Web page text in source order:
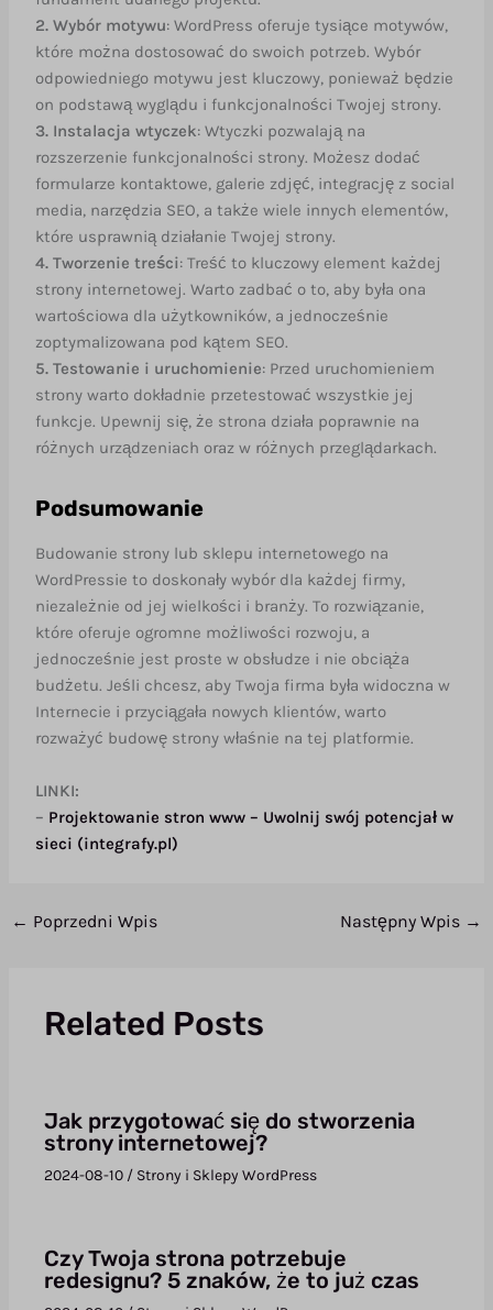
2. Wybór motywu: WordPress oferuje tysiące motywów,
które można dostosować do swoich potrzeb. Wybór
odpowiedniego motywu jest kluczowy, ponieważ będzie
on podstawą wyglądu i funkcjonalności Twojej strony.
3. Instalacja wtyczek: Wtyczki pozwalają na
rozszerzenie funkcjonalności strony. Możesz dodać
formularze kontaktowe, galerie zdjęć, integrację z social
media, narzędzia SEO, a także wiele innych elementów,
które usprawnią działanie Twojej strony.
4. Tworzenie treści: Treść to kluczowy element każdej
strony internetowej. Warto zadbać o to, aby była ona
wartościowa dla użytkowników, a jednocześnie
zoptymalizowana pod kątem SEO.
5. Testowanie i uruchomienie: Przed uruchomieniem
strony warto dokładnie przetestować wszystkie jej
funkcje. Upewnij się, że strona działa poprawnie na
różnych urządzeniach oraz w różnych przeglądarkach.
Podsumowanie
Budowanie strony lub sklepu internetowego na
WordPressie to doskonały wybór dla każdej firmy,
niezależnie od jej wielkości i branży. To rozwiązanie,
które oferuje ogromne możliwości rozwoju, a
jednocześnie jest proste w obsłudze i nie obciąża
budżetu. Jeśli chcesz, aby Twoja firma była widoczna w
Internecie i przyciągała nowych klientów, warto
rozważyć budowę strony właśnie na tej platformie.
LINKI:
– Projektowanie stron www – Uwolnij swój potencjał w
sieci (integrafy.pl)
← Poprzedni Wpis Następny Wpis →
Related Posts
Jak przygotować się do stworzenia
strony internetowej?
2024-08-10 / Strony i Sklepy WordPress
Czy Twoja strona potrzebuje
redesignu? 5 znaków, że to już czas